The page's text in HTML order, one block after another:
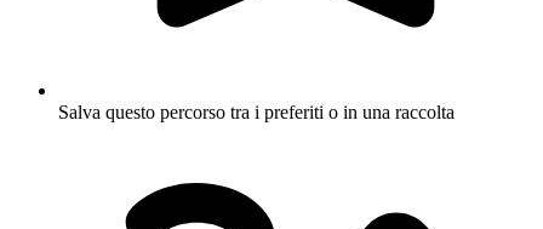
Salva questo percorso tra i preferiti o in una raccolta